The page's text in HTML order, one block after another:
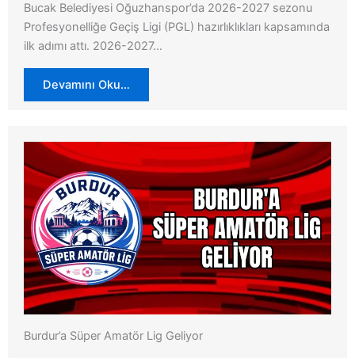
Bucak Belediyesi Oğuzhanspor’da 2026-2027 sezonu
Profesyonelliğe Geçiş Ligi (PGL) hazırlıklıkları kapsamında
ilk adımı attı. 2026-2027…
Devamını Oku…
Burdur’a Süper Amatör Lig Geliyor